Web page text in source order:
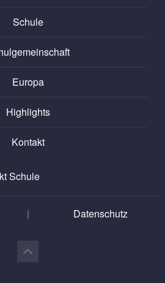
Schule
Europa
Highlights
Kontakt
| Datenschutz